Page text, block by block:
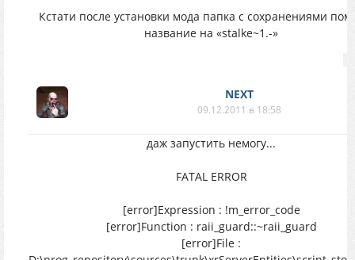
Кстати после установки мода папка с сохранениями
название на «stalke~1.-»
NEXT
09.12.2011 в 18:58
даж запустить немогу...
FATAL ERROR
[error]Expression : !m_error_code
[error]Function : raii_guard::~raii_guard
[error]File :